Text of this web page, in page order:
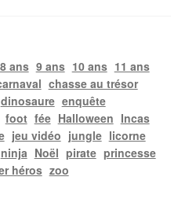
8 ans 9 ans 10 ans 11 ans
chasse au trésor
dinosaure enquête
foot fée Halloween Incas
jeu vidéo jungle licorne
ninja Noël pirate princesse
héros zoo